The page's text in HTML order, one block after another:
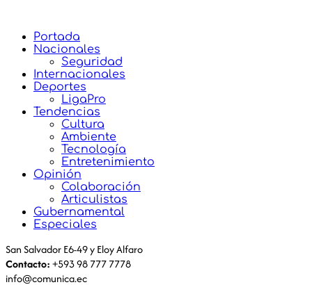
Portada
Nacionales
Seguridad
Internacionales
Deportes
LigaPro
Tendencias
Cultura
Ambiente
Tecnología
Entretenimiento
Opinión
Colaboración
Articulistas
Gubernamental
Especiales
San Salvador E6-49 y Eloy Alfaro
Contacto:+593 98 777 7778
info@comunica.ec